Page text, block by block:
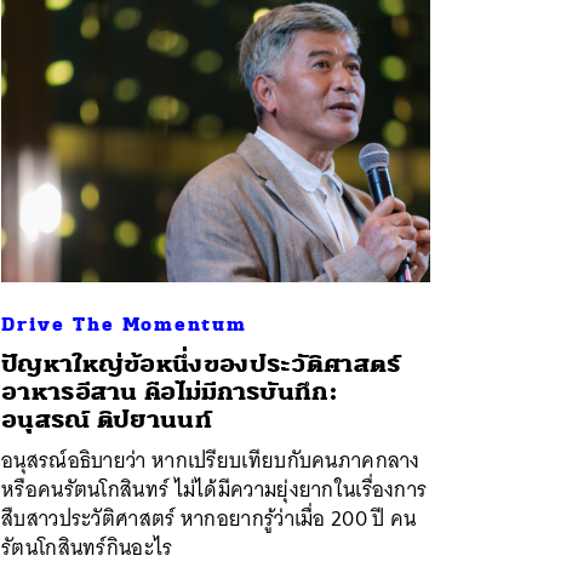
Drive The Momentum
ปัญหาใหญ่ข้อหนึ่งของประวัติศาสตร์
อาหารอีสาน คือไม่มีการบันทึก:
อนุสรณ์ ติปยานนท์
อนุสรณ์อธิบายว่า หากเปรียบเทียบกับคนภาคกลาง
หรือคนรัตนโกสินทร์ ไม่ได้มีความยุ่งยากในเรื่องการ
สืบสาวประวัติศาสตร์ หากอยากรู้ว่าเมื่อ 200 ปี คน
รัตนโกสินทร์กินอะไร